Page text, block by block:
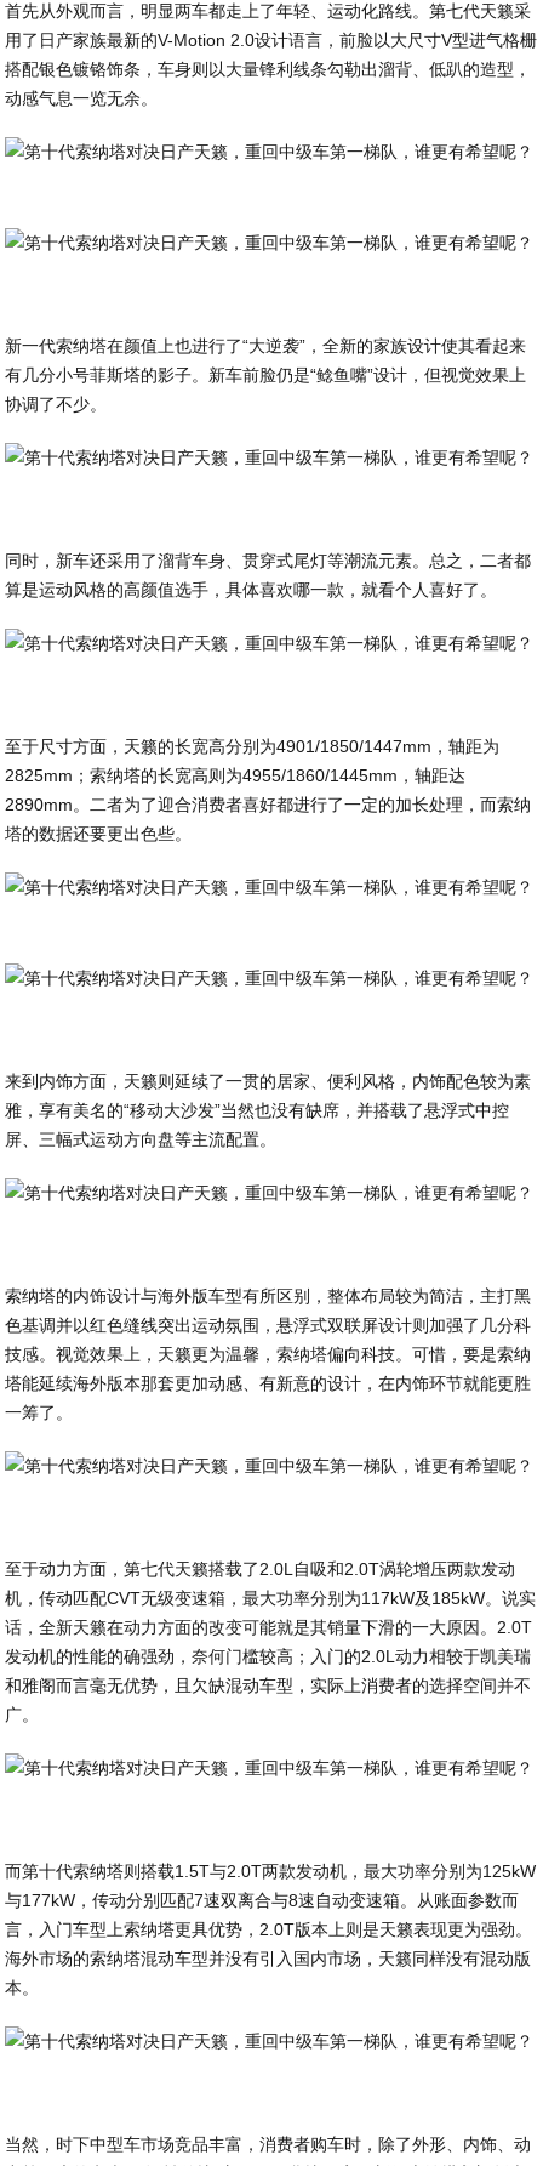
首先从外观而言，明显两车都走上了年轻、运动化路线。第七代天籁采
用了日产家族最新的V-Motion 2.0设计语言，前脸以大尺寸V型进气格栅
搭配银色镀铬饰条，车身则以大量锋利线条勾勒出溜背、低趴的造型，
动感气息一览无余。
新一代索纳塔在颜值上也进行了“大逆袭”，全新的家族设计使其看起来
有几分小号菲斯塔的影子。新车前脸仍是“鲶鱼嘴”设计，但视觉效果上
协调了不少。
同时，新车还采用了溜背车身、贯穿式尾灯等潮流元素。总之，二者都
算是运动风格的高颜值选手，具体喜欢哪一款，就看个人喜好了。
至于尺寸方面，天籁的长宽高分别为4901/1850/1447mm，轴距为
2825mm；索纳塔的长宽高则为4955/1860/1445mm，轴距达
2890mm。二者为了迎合消费者喜好都进行了一定的加长处理，而索纳
塔的数据还要更出色些。
来到内饰方面，天籁则延续了一贯的居家、便利风格，内饰配色较为素
雅，享有美名的“移动大沙发”当然也没有缺席，并搭载了悬浮式中控
屏、三幅式运动方向盘等主流配置。
索纳塔的内饰设计与海外版车型有所区别，整体布局较为简洁，主打黑
色基调并以红色缝线突出运动氛围，悬浮式双联屏设计则加强了几分科
技感。视觉效果上，天籁更为温馨，索纳塔偏向科技。可惜，要是索纳
塔能延续海外版本那套更加动感、有新意的设计，在内饰环节就能更胜
一筹了。
至于动力方面，第七代天籁搭载了2.0L自吸和2.0T涡轮增压两款发动
机，传动匹配CVT无级变速箱，最大功率分别为117kW及185kW。说实
话，全新天籁在动力方面的改变可能就是其销量下滑的一大原因。2.0T
发动机的性能的确强劲，奈何门槛较高；入门的2.0L动力相较于凯美瑞
和雅阁而言毫无优势，且欠缺混动车型，实际上消费者的选择空间并不
广。
而第十代索纳塔则搭载1.5T与2.0T两款发动机，最大功率分别为125kW
与177kW，传动分别匹配7速双离合与8速自动变速箱。从账面参数而
言，入门车型上索纳塔更具优势，2.0T版本上则是天籁表现更为强劲。
海外市场的索纳塔混动车型并没有引入国内市场，天籁同样没有混动版
本。
当然，时下中型车市场竞品丰富，消费者购车时，除了外形、内饰、动